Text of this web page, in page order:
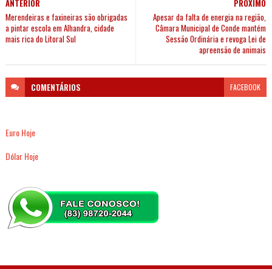
PRÓXIMO
Apesar da falta de energia na região,
Câmara Municipal de Conde mantém
Sessão Ordinária e revoga Lei de
apreensão de animais
ANTERIOR
Merendeiras e faxineiras são obrigadas
a pintar escola em Alhandra, cidade
mais rica do Litoral Sul
COMENTÁRIOS FACEBOOK
Euro Hoje
Dólar Hoje